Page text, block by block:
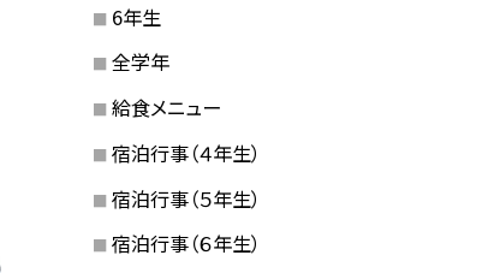
6年生
全学年
給食メニュー
宿泊行事（４年生）
宿泊行事（５年生）
宿泊行事（６年生）